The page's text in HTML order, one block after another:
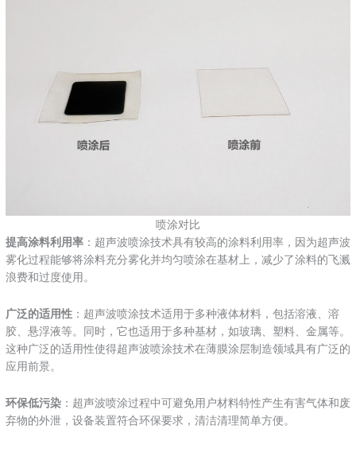
喷涂对比
提高涂料利用率：超声波喷涂技术具有较高的涂料利用率，因为超声波
雾化过程能够将涂料充分雾化并均匀喷涂在基材上，减少了涂料的飞溅
浪费和过度使用。
广泛的适用性：超声波喷涂技术适用于多种液体材料，包括溶液、溶
胶、悬浮液等。同时，它也适用于多种基材，如玻璃、塑料、金属等。
这种广泛的适用性使得超声波喷涂技术在薄膜涂层制造领域具有广泛的
应用前景。
环保低污染：超声波喷涂过程中可避免用户材料特性产生有害气体和废
弃物的外泄，设备装置符合环保要求，清洁清理简单方便。